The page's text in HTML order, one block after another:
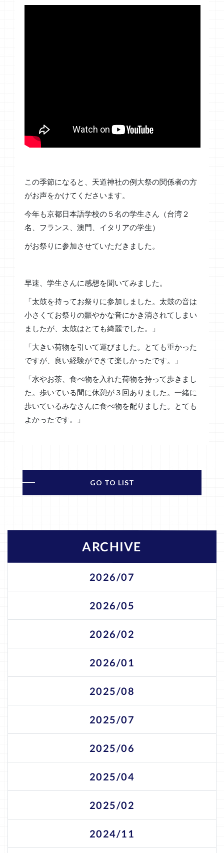
この季節になると、天道神社の例大祭の関係者の方
がお声をかけてくださいます。
今年も京都日本語学校の５名の学生さん（台湾２
名、フランス、澳門、イタリアの学生）
がお祭りに参加させていただきました。
早速、学生さんに感想を聞いてみました。
「太鼓を持ってお祭りに参加しました。太鼓の音は
小さくてお祭りの賑やかな音にかき消されてしまい
ましたが、太鼓はとても綺麗でした。」
「大きい荷物を引いて運びました。とても重かった
ですが、良い経験ができて楽しかったです。」
「水やお茶、食べ物を入れた荷物を持って歩きまし
た。歩いている間に休憩が３回ありました。一緒に
歩いているみなさんに食べ物を配りました。とても
よかったです。」
GO TO LIST
ARCHIVE
2026/07
2026/05
2026/02
2026/01
2025/08
2025/07
2025/06
2025/04
2025/02
2024/11